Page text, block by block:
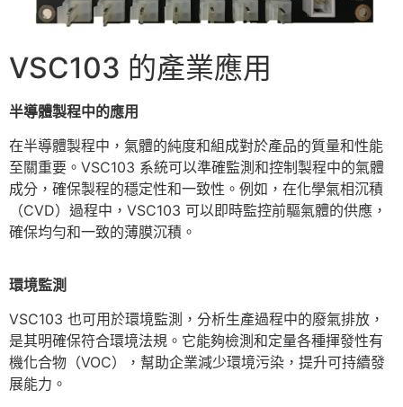
VSC103 的產業應用
半導體製程中的應用
在半導體製程中，氣體的純度和組成對於產品的質量和性能
至關重要。VSC103 系統可以準確監測和控制製程中的氣體
成分，確保製程的穩定性和一致性。例如，在化學氣相沉積
（CVD）過程中，VSC103 可以即時監控前驅氣體的供應，
確保均勻和一致的薄膜沉積。
環境監測
VSC103 也可用於環境監測，分析生產過程中的廢氣排放，
是其明確保符合環境法規。它能夠檢測和定量各種揮發性有
機化合物（VOC），幫助企業減少環境污染，提升可持續發
展能力。